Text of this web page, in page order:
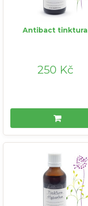
Antibact tinktura
250 Kč